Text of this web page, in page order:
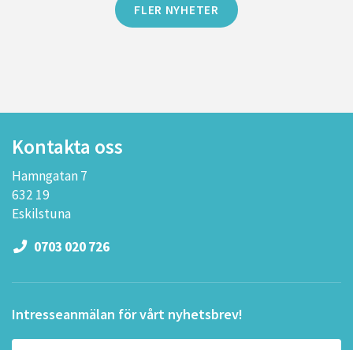
FLER NYHETER
Kontakta oss
Hamngatan 7
632 19
Eskilstuna
0703 020 726
Intresseanmälan för vårt nyhetsbrev!